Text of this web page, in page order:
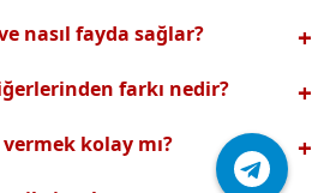
nasıl fayda sağlar?
motorlarındaki
farkı nedir?
etkili backlinkler sunuyoruz.
destek sağlanır.Ayrıca Daha
kolay mı?
dostu arayüzüyle kolayca sipariş